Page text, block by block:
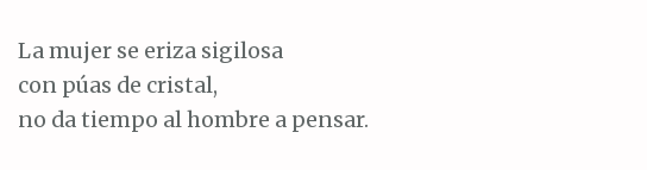
La mujer se eriza sigilosa
con púas de cristal,
no da tiempo al hombre a pensar.